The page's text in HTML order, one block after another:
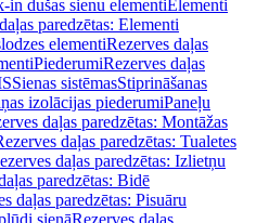
in dušas sienu elementiElementi
paredzētas: Elementi
elementiRezerves daļas
PiederumiRezerves daļas
Sienas sistēmasStiprināšanas
izolācijas piederumiPaneļu
daļas paredzētas: Montāžas
daļas paredzētas: Tualetes
daļas paredzētas: Izlietņu
paredzētas: Bidē
daļas paredzētas: Pisuāru
sienāRezerves daļas